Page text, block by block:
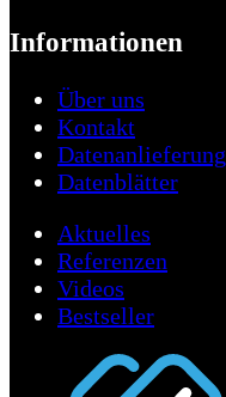
Informationen
Über uns
Kontakt
Datenanlieferung
Datenblätter
Aktuelles
Referenzen
Videos
Bestseller